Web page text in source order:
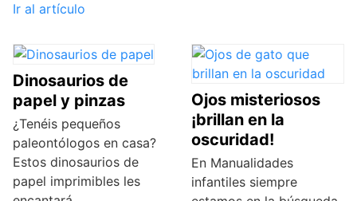
Ir al artículo
Dinosaurios de
papel y pinzas
¿Tenéis pequeños
paleontólogos en casa?
Estos dinosaurios de
papel imprimibles les
Ojos misteriosos
¡brillan en la
oscuridad!
En Manualidades
infantiles siempre